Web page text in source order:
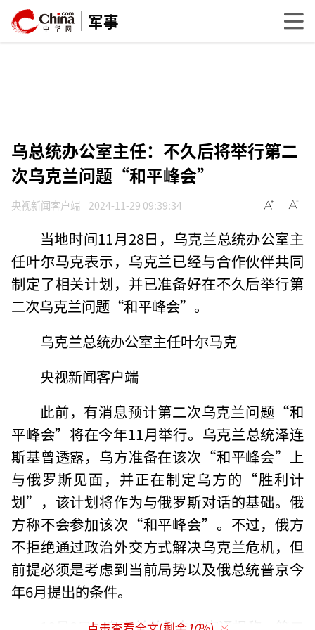
军事
乌总统办公室主任：不久后将举行第二
次乌克兰问题“和平峰会”
央视新闻客户端 2024-11-29 09:39:34
当地时间11月28日，乌克兰总统办公室主
任叶尔马克表示，乌克兰已经与合作伙伴共同
制定了相关计划，并已准备好在不久后举行第
二次乌克兰问题“和平峰会”。
乌克兰总统办公室主任叶尔马克
央视新闻客户端
此前，有消息预计第二次乌克兰问题“和
平峰会”将在今年11月举行。乌克兰总统泽连
斯基曾透露，乌方准备在该次“和平峰会”上
与俄罗斯见面，并正在制定乌方的“胜利计
划”，该计划将作为与俄罗斯对话的基础。俄
方称不会参加该次“和平峰会”。不过，俄方
不拒绝通过政治外交方式解决乌克兰危机，但
前提必须是考虑到当前局势以及俄总统普京今
年6月提出的条件。